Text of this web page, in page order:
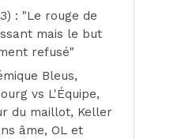
: "Le rouge de
mais le but
refusé"
Bleus,
vs L'Équipe,
du maillot, Keller
âme, OL et